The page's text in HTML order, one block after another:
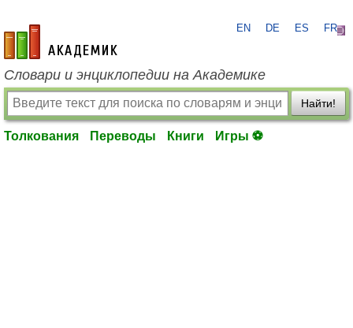
academic.ru
EN DE ES FR
Словари и энциклопедии на Академике
Найти!
Толкования Переводы Книги Игры ⚽